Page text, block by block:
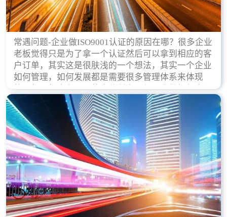
常遇问题-企业做ISO9001认证的原因在哪？很多企业
老板觉得只是为了拿一个认证然后可以拿到相应的客
户订单，其实这是很肤浅的一个想法，其实一个企业
如何管理，如何发展都是需要很多管理体系来体现
的，每天都会有不同的企业创立，但是我们如何去证
实一个企业的合法，有质量保证了？这就是ISO9001
认证体现价值的时候，那么键锋小编就来细说下企业
做ISO9001认证的根本原因。